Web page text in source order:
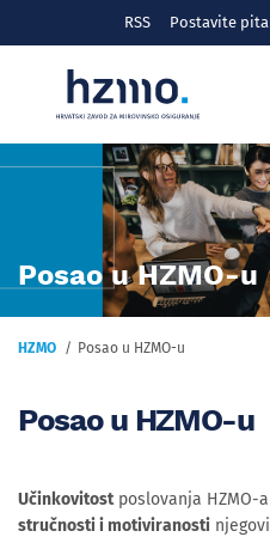
RSS Postavite
Posao u HZMO-u
HZMO Posao u HZMO-u
Posao u HZMO-u
Učinkovitostposlovanja HZMO-
stručnosti i motiviranosti